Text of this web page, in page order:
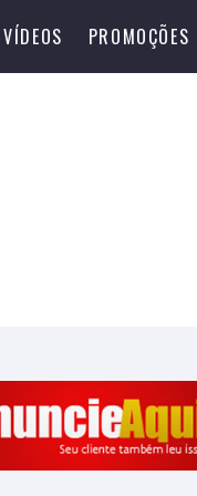
VÍDEOS PROMOÇÕES